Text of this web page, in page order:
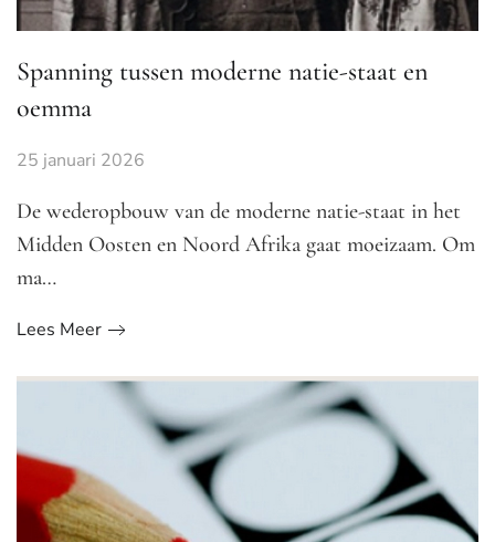
Spanning tussen moderne natie-staat en
oemma
25 januari 2026
De wederopbouw van de moderne natie-staat in het
Midden Oosten en Noord Afrika gaat moeizaam. Om
ma…
Lees Meer